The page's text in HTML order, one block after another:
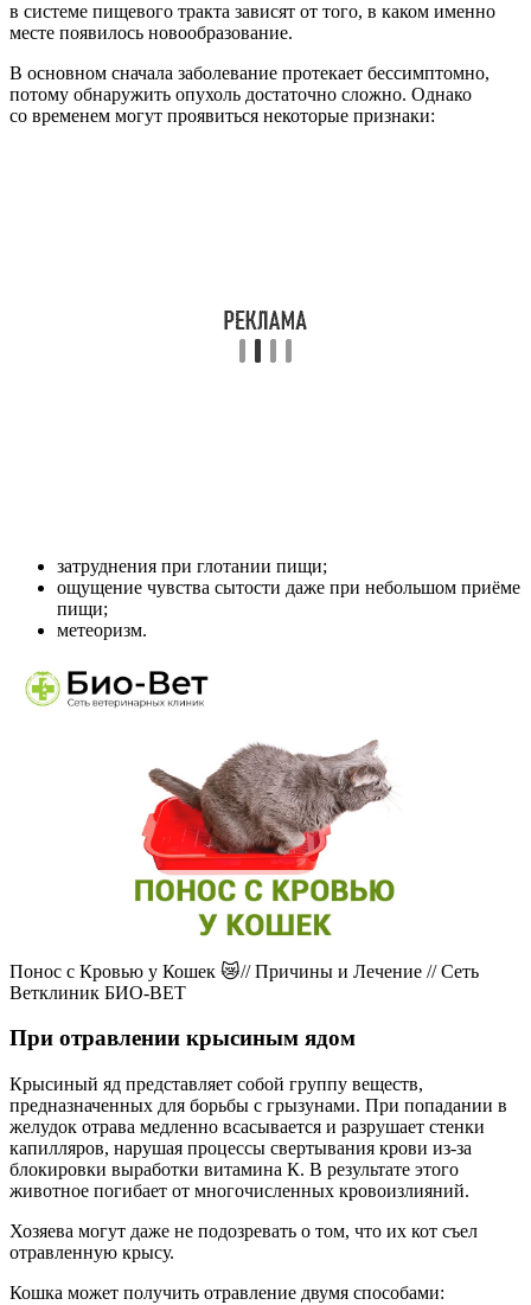
в системе пищевого тракта зависят от того, в каком именно
месте появилось новообразование.
В основном сначала заболевание протекает бессимптомно,
потому обнаружить опухоль достаточно сложно. Однако
со временем могут проявиться некоторые признаки:
затруднения при глотании пищи;
ощущение чувства сытости даже при небольшом приёме
пищи;
метеоризм.
Понос с Кровью у Кошек 😿// Причины и Лечение // Сеть
Ветклиник БИО-ВЕТ
При отравлении крысиным ядом
Крысиный яд представляет собой группу веществ,
предназначенных для борьбы с грызунами. При попадании в
желудок отрава медленно всасывается и разрушает стенки
капилляров, нарушая процессы свертывания крови из-за
блокировки выработки витамина К. В результате этого
животное погибает от многочисленных кровоизлияний.
Хозяева могут даже не подозревать о том, что их кот съел
отравленную крысу.
Кошка может получить отравление двумя способами: